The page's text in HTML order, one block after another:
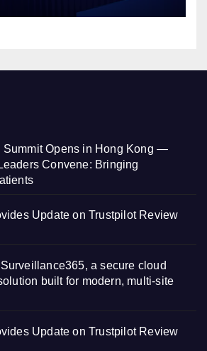
Summit Opens in Hong Kong —
Convene: Bringing
Update on Trustpilot Review
a secure cloud
built for modern, multi-site
Update on Trustpilot Review